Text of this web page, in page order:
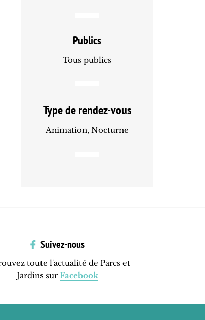
Publics
Tous publics
Type de rendez-vous
Animation, Nocturne
Suivez-nous
toute l'actualité de Parcs et
Jardins sur Facebook